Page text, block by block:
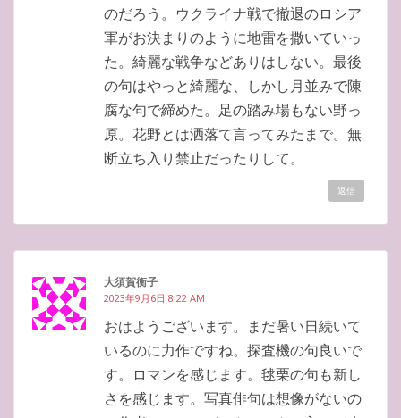
のだろう。ウクライナ戦で撤退のロシア
軍がお決まりのように地雷を撒いていっ
た。綺麗な戦争などありはしない。最後
の句はやっと綺麗な、しかし月並みで陳
腐な句で締めた。足の踏み場もない野っ
原。花野とは洒落て言ってみたまで。無
断立ち入り禁止だったりして。
返信
大須賀衡子
2023年9月6日 8:22 AM
おはようございます。まだ暑い日続いて
いるのに力作ですね。探査機の句良いで
す。ロマンを感じます。毬栗の句も新し
さを感じます。写真俳句は想像がないの